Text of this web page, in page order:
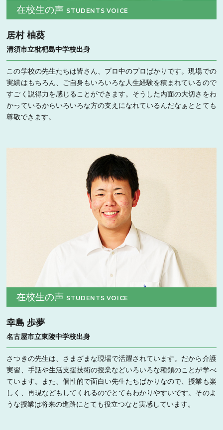
在校生の声 STUDENTS VOICE
居村 柚葵
清須市立枇杷島中学校出身
この学校の先生たちは皆さん、プロ中のプロばかりです。現場での
実績はもちろん、ご自身もいろいろな人生経験を積まれているので
すごく説得力を感じることができます。そうした内面の大切さをわ
かっているからいろいろな方の支えになれているんだなぁととても
尊敬できます。
在校生の声 STUDENTS VOICE
幸島 歩夢
名古屋市立東陵中学校出身
さつきの先生は、さまざまな現場で活躍されています。だから介護
実習、手話や生活支援技術の授業などいろいろな種類のことが学べ
ています。また、個性的で面白い先生たちばかりなので、授業も楽
しく、再現などもしてくれるのでとてもわかりやすいです。そのよ
うな授業は将来の進路にとても役立つなと実感しています。